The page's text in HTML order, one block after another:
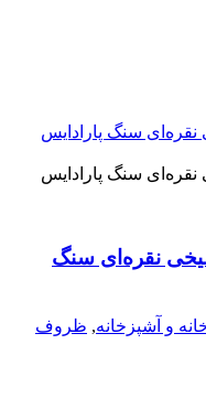
نقره‌ای سنگ
و آشپزخانه, ظروف